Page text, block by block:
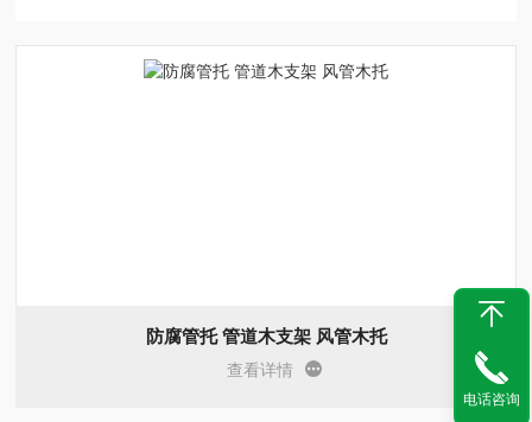
防腐管托 管道木支架 风管木托
查看详情
电话咨询